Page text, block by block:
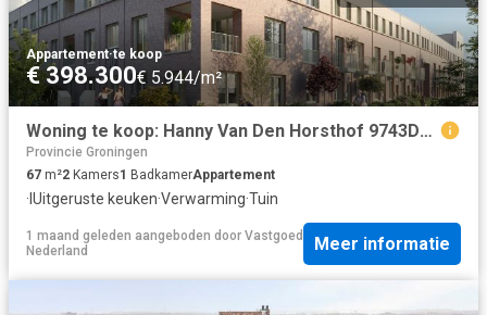
Appartement·te koop
€ 398.300€ 5.944/m²
Woning te koop: Hanny Van Den Horsthof 9743DR Groningen Vastgoed Nederland
Provincie Groningen
67 m²2 Kamers1 BadkamerAppartement
· IUitgeruste keuken·Verwarming·Tuin
1 maand geleden aangeboden door Vastgoed
Nederland
Meer informatie